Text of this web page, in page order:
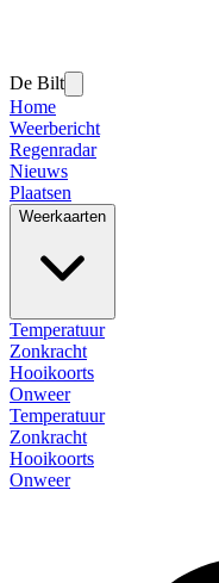
De Bilt
Home
Weerbericht
Regenradar
Nieuws
Plaatsen
Weerkaarten
Temperatuur
Zonkracht
Hooikoorts
Onweer
Temperatuur
Zonkracht
Hooikoorts
Onweer